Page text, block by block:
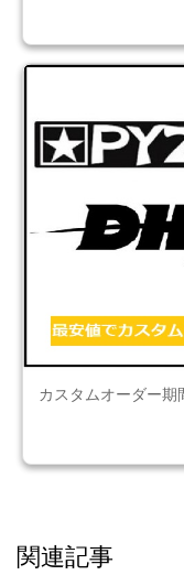
カスタムオーダー期
関連記事